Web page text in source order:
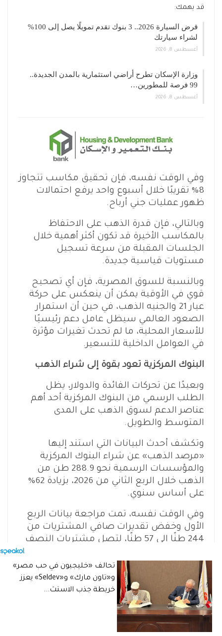
قد يهمك:
قرض السيارة 2026.. 3 بنوك تقدم تمويلًا يصل إلى 100%
لشراء سيارتك
أغسطس 8, 2026
وزارة الإسكان تطرح أراضي استثمارية بالمدن الجديدة..
99 فرصة للمطورين…
أغسطس 8, 2026
وفي الوقت نفسه، فإن تحقيق مكاسب تتجاوز
8% تقريبًا خلال أسبوع واحد يرفع احتمالات
ظهور عمليات جني أرباح.
وبالتالي، فإن قدرة الذهب على الاحتفاظ
بالمكاسب الأخيرة قد تكون أكثر أهمية خلال
الجلسات المقبلة من سرعة تسجيل
مستويات قياسية جديدة.
وبالنسبة للسوق المصرية، فإن أي تصحيح
قوي في الأوقية يمكن أن ينعكس على حركة
عيار 21 والجنيه الذهب، في حين أن استمرار
الصعود العالمي سيظل عامل دعم رئيسيًا
للأسعار المحلية، ما لم تحدث تغيرات مؤثرة
في العوامل الداخلية للتسعير.
البنوك المركزية تعود بقوة إلى شراء الذهب
وبعيدًا عن تحركات الفائدة والدولار، يظل
الطلب الرسمي من البنوك المركزية أحد أهم
عناصر الدعم لسوق الذهب على المدى
المتوسط والطويل.
وتكشف أحدث البيانات التي استند إليها
«مرصد الذهب» عن شراء البنوك المركزية
والمؤسسات الرسمية نحو 288.9 طن من
الذهب خلال الربع الثاني من 2026، بزيادة 62%
على أساس سنوي.
وفي الوقت نفسه، تمت مراجعة بيانات الربع
الأول وخفض تقديرات صافي المشتريات من
244 طنًا إلى 57 طنًا، لتصل مشتريات النصف
وتعكس هذه الأرقام صورة متباينة للطلب
الرسمي، إذ شهدت بداية العام تباطؤًا ملحوظًا
قبل أن تعود مشتريات البنوك المركزية بقوة
خلال الربع الثاني.
وجاءت بولندا في مقدمة المشترين خلال الربع
تحالف «خليجيون في حب مصر»
و«تاون مارك» و«Seldev» يعزز
خريطة جذب الاستث...